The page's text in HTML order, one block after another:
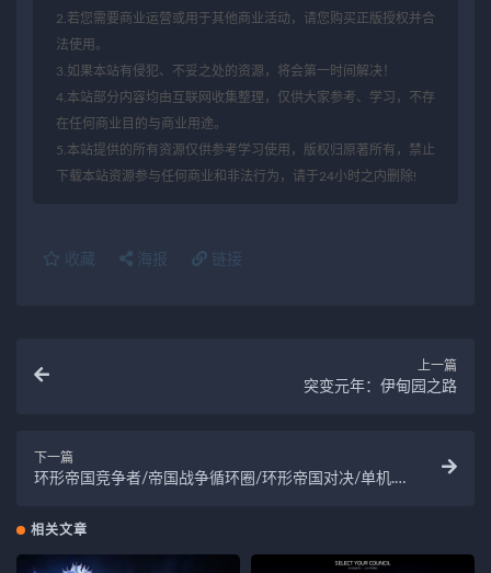
2.若您需要商业运营或用于其他商业活动，请您购买正版授权并合
法使用。
3.如果本站有侵犯、不妥之处的资源，将会第一时间解决！
4.本站部分内容均由互联网收集整理，仅供大家参考、学习，不存
在任何商业目的与商业用途。
5.本站提供的所有资源仅供参考学习使用，版权归原著所有，禁止
下载本站资源参与任何商业和非法行为，请于24小时之内删除!
收藏 海报 链接
上一篇
突变元年：伊甸园之路
下一篇
环形帝国竞争者/帝国战争循环圈/环形帝国对决/单机.
相关文章